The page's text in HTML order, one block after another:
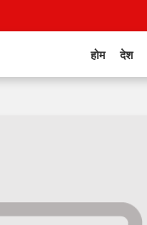
होम देश